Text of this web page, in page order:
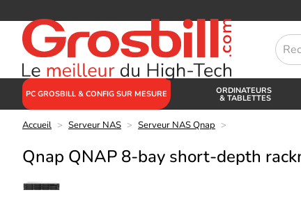
PC GROSBILL & CONFIG SUR MESURE ORDINATEURS
& TABLETTES
Accueil > Serveur NAS > Serveur NAS Qnap >
Qnap QNAP 8-bay short-depth